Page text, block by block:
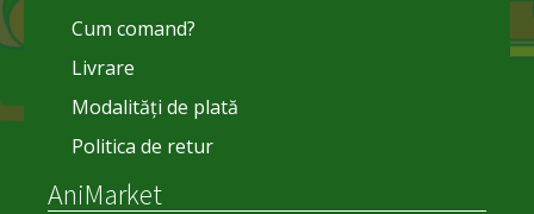
Cum comand?
Livrare
Modalități de plată
Politica de retur
AniMarket